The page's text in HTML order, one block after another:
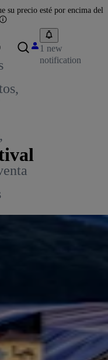
su precio esté por encima del
1 new
notification